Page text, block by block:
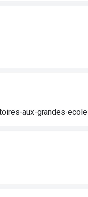
aux-grandes-